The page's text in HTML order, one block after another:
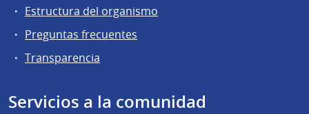
Estructura del organismo
Preguntas frecuentes
Transparencia
Servicios a la comunidad